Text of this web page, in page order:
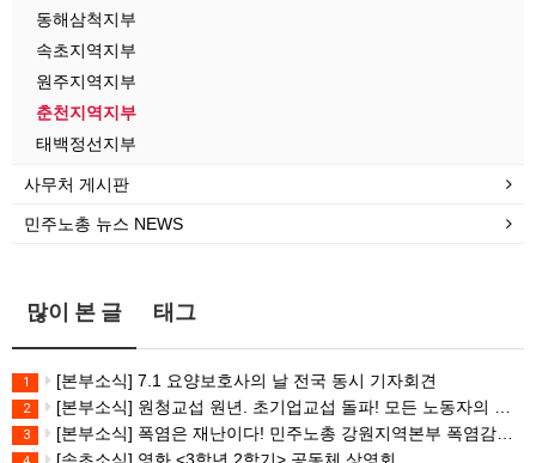
동해삼척지부
속초지역지부
원주지역지부
춘천지역지부
태백정선지부
사무처 게시판
민주노총 뉴스 NEWS
많이 본 글 태그
1 [본부소식] 7.1 요양보호사의 날 전국 동시 기자회견
2 [본부소식] 원청교섭 원년. 초기업교섭 돌파! 모든 노동자의 노동기본권 쟁취! 민주노총 7.15 총파업대회
3 [본부소식] 폭염은 재난이다! 민주노총 강원지역본부 폭염감시단 선포 기자회견